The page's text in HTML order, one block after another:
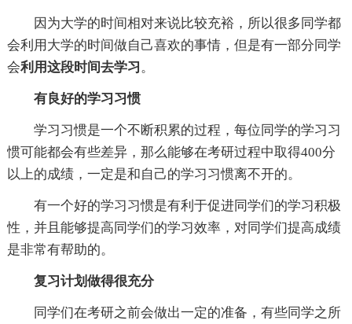
因为大学的时间相对来说比较充裕，所以很多同学都
会利用大学的时间做自己喜欢的事情，但是有一部分同学
会利用这段时间去学习 。
有良好的学习习惯
学习习惯是一个不断积累的过程，每位同学的学习习
惯可能都会有些差异，那么能够在考研过程中取得400分
以上的成绩，一定是和自己的学习习惯离不开的。
有一个好的学习习惯是有利于促进同学们的学习积极
性，并且能够提高同学们的学习效率，对同学们提高成绩
是非常有帮助的。
复习计划做得很充分
同学们在考研之前会做出一定的准备，有些同学之所